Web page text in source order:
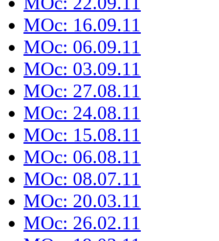
MOc: 16.09.11
MOc: 06.09.11
MOc: 03.09.11
MOc: 27.08.11
MOc: 24.08.11
MOc: 15.08.11
MOc: 06.08.11
MOc: 08.07.11
MOc: 20.03.11
MOc: 26.02.11